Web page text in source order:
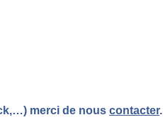
merci de nous contacter.